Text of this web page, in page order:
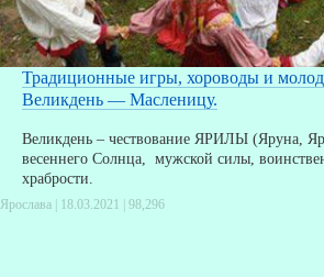
Традиционные игры, хороводы и
Великдень — Масленицу.
Великдень – чествование ЯРИЛЫ (Яруна,
весеннего Солнца, мужской силы,
храбрости.
Ярослава | 18.03.2021 | 98,296